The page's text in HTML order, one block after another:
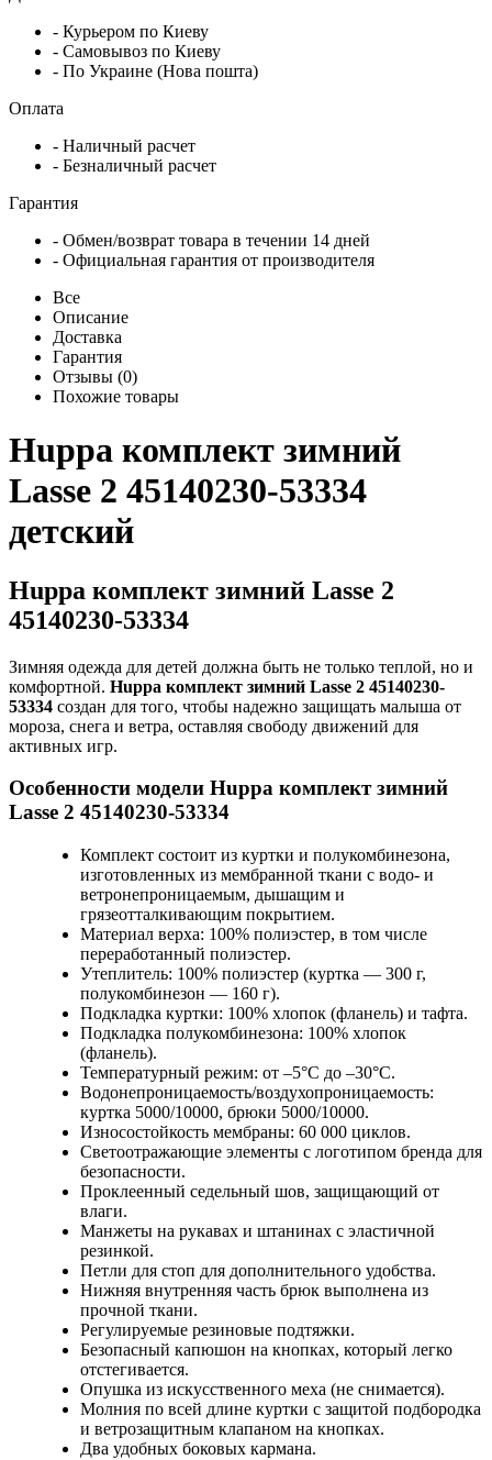
- Курьером по Киеву
- Самовывоз по Киеву
- По Украине (Нова пошта)
Оплата
- Наличный расчет
- Безналичный расчет
Гарантия
- Обмен/возврат товара в течении 14 дней
- Официальная гарантия от производителя
Все
Описание
Доставка
Гарантия
Отзывы (0)
Похожие товары
Huppa комплект зимний
Lasse 2 45140230-53334
детский
Huppa комплект зимний Lasse 2
45140230-53334
Зимняя одежда для детей должна быть не только теплой, но и
комфортной. Huppa комплект зимний Lasse 2 45140230-
53334 создан для того, чтобы надежно защищать малыша от
мороза, снега и ветра, оставляя свободу движений для
активных игр.
Особенности модели Huppa комплект зимний
Lasse 2 45140230-53334
Комплект состоит из куртки и полукомбинезона,
изготовленных из мембранной ткани с водо- и
ветронепроницаемым, дышащим и
грязеотталкивающим покрытием.
Материал верха: 100% полиэстер, в том числе
переработанный полиэстер.
Утеплитель: 100% полиэстер (куртка — 300 г,
полукомбинезон — 160 г).
Подкладка куртки: 100% хлопок (фланель) и тафта.
Подкладка полукомбинезона: 100% хлопок
(фланель).
Температурный режим: от –5°C до –30°C.
Водонепроницаемость/воздухопроницаемость:
куртка 5000/10000, брюки 5000/10000.
Износостойкость мембраны: 60 000 циклов.
Светоотражающие элементы с логотипом бренда для
безопасности.
Проклеенный седельный шов, защищающий от
влаги.
Манжеты на рукавах и штанинах с эластичной
резинкой.
Петли для стоп для дополнительного удобства.
Нижняя внутренняя часть брюк выполнена из
прочной ткани.
Регулируемые резиновые подтяжки.
Безопасный капюшон на кнопках, который легко
отстегивается.
Опушка из искусственного меха (не снимается).
Молния по всей длине куртки с защитой подбородка
и ветрозащитным клапаном на кнопках.
Два удобных боковых кармана.